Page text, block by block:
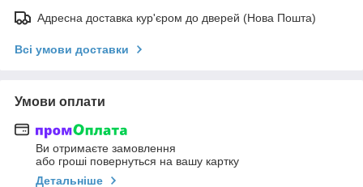
Адресна доставка кур'єром до дверей (Нова Пошта)
Всі умови доставки
Умови оплати
Ви отримаєте замовлення
або гроші повернуться на вашу картку
Детальніше